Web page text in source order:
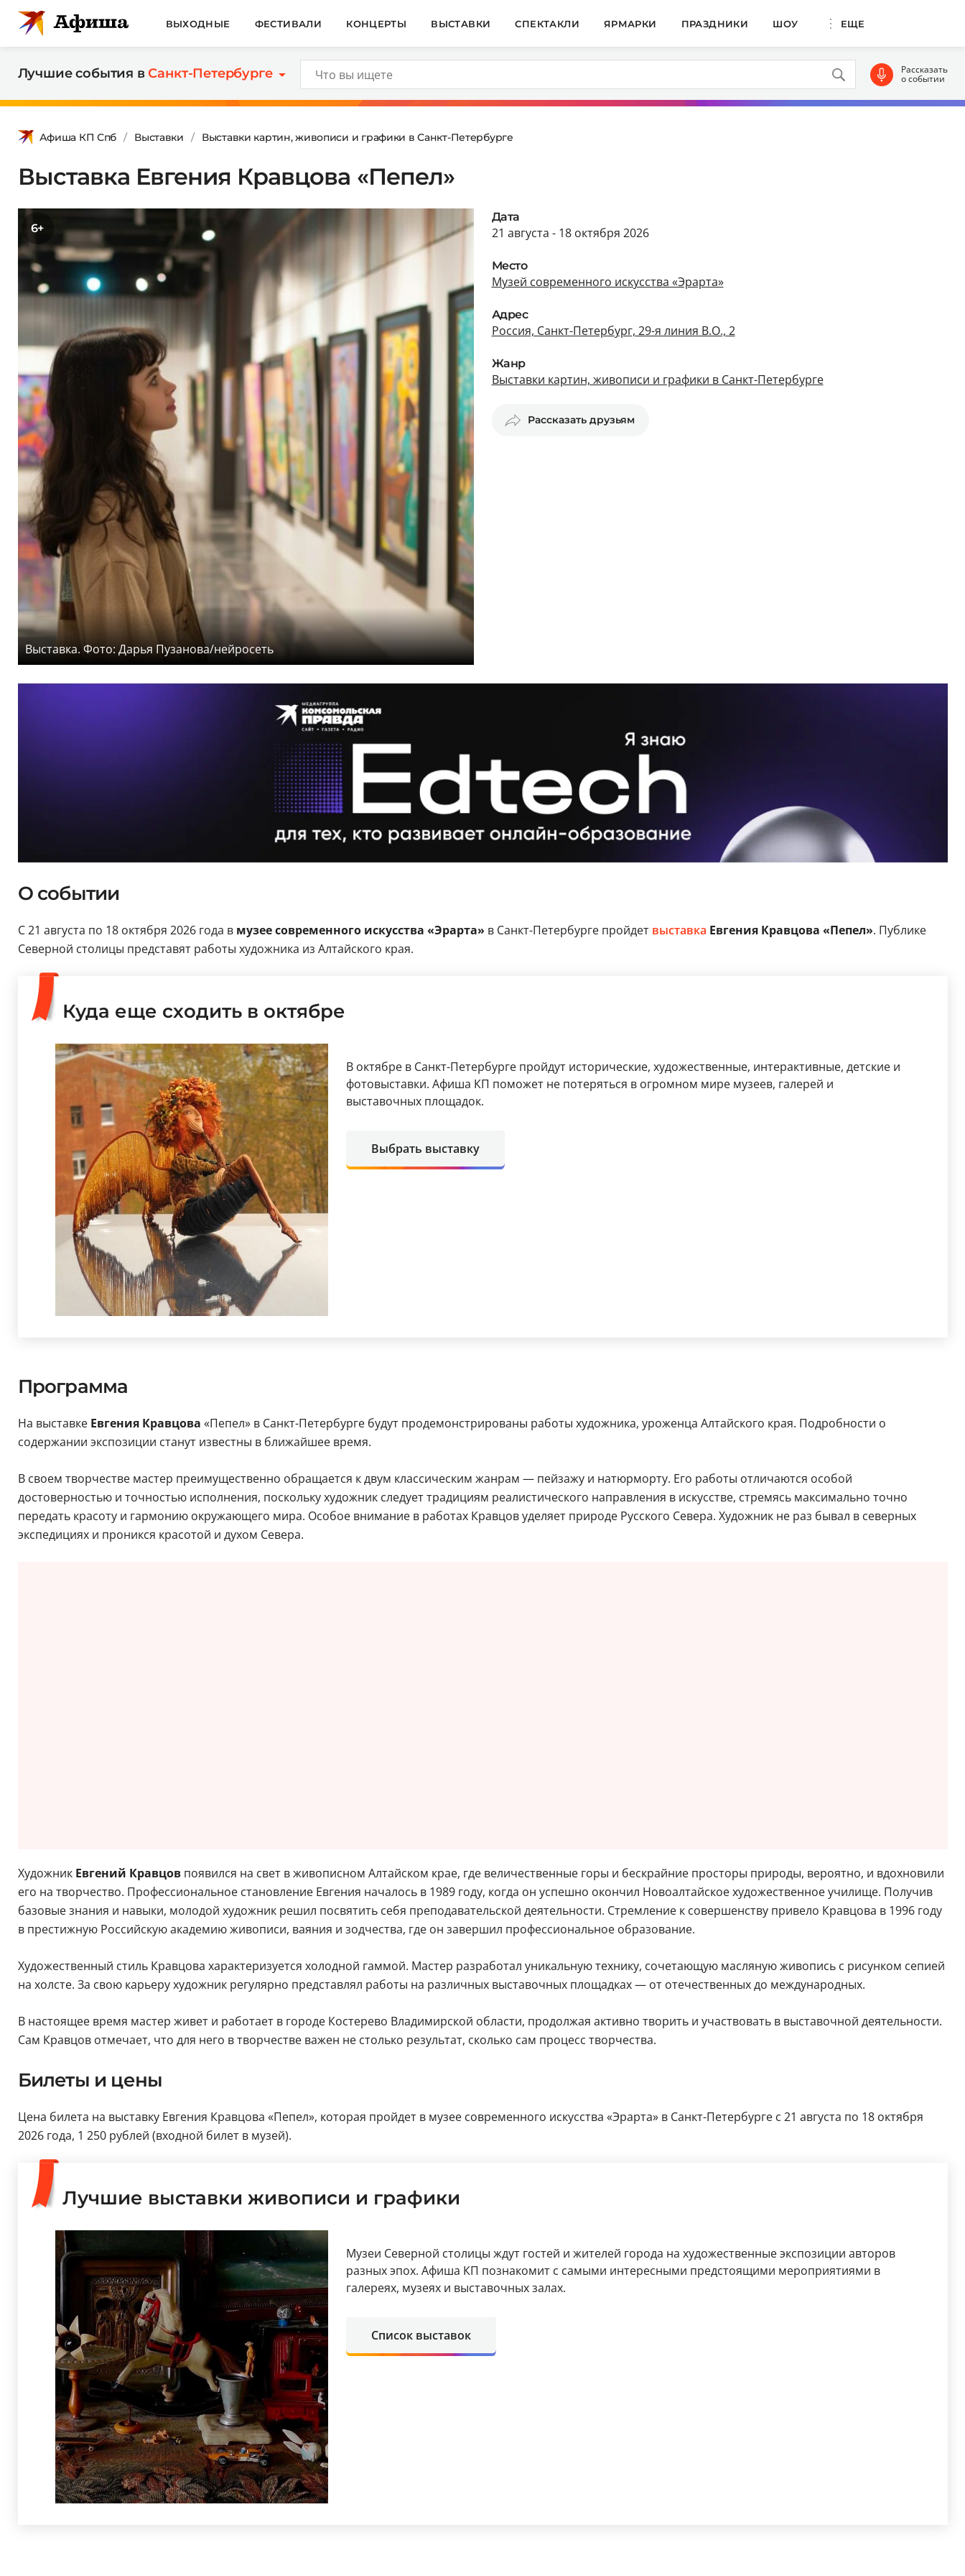
ВЫХОДНЫЕ ФЕСТИВАЛИ КОНЦЕРТЫ ВЫСТАВКИ СПЕКТАКЛИ ЯРМАРКИ ПРАЗДНИКИ ШОУ ЕЩЕ
Лучшие события вСанкт-Петербурге Рассказать
о событии
Афиша КП Спб Выставки Выставки картин, живописи и графики в Санкт-Петербурге
Выставка Евгения Кравцова «Пепел»
6+
Выставка. Фото: Дарья Пузанова/нейросеть
Дата
21 августа - 18 октября 2026
Место
Музей современного искусства «Эрарта»
Адрес
Россия, Санкт-Петербург, 29-я линия В.О., 2
Жанр
Выставки картин, живописи и графики в Санкт-Петербурге
Рассказать друзьям
О событии
С 21 августа по 18 октября 2026 года в музее современного искусства «Эрарта» в Санкт-Петербурге пройдет выставка Евгения Кравцова «Пепел». Публике
Северной столицы представят работы художника из Алтайского края.
Куда еще сходить в октябре
В октябре в Санкт-Петербурге пройдут исторические, художественные, интерактивные, детские и
фотовыставки. Афиша КП поможет не потеряться в огромном мире музеев, галерей и
выставочных площадок.
Выбрать выставку
Программа
На выставке Евгения Кравцова «Пепел» в Санкт-Петербурге будут продемонстрированы работы художника, уроженца Алтайского края. Подробности о
содержании экспозиции станут известны в ближайшее время.
В своем творчестве мастер преимущественно обращается к двум классическим жанрам — пейзажу и натюрморту. Его работы отличаются особой
достоверностью и точностью исполнения, поскольку художник следует традициям реалистического направления в искусстве, стремясь максимально точно
передать красоту и гармонию окружающего мира. Особое внимание в работах Кравцов уделяет природе Русского Севера. Художник не раз бывал в северных
экспедициях и проникся красотой и духом Севера.
ХудожникЕвгений Кравцовпоявился на свет в живописном Алтайском крае, где величественные горы и бескрайние просторы природы, вероятно, и вдохновили
его на творчество. Профессиональное становление Евгения началось в 1989 году, когда он успешно окончил Новоалтайское художественное училище. Получив
базовые знания и навыки, молодой художник решил посвятить себя преподавательской деятельности. Стремление к совершенству привело Кравцова в 1996 году
в престижную Российскую академию живописи, ваяния и зодчества, где он завершил профессиональное образование.
Художественный стиль Кравцова характеризуется холодной гаммой. Мастер разработал уникальную технику, сочетающую масляную живопись с рисунком сепией
на холсте. За свою карьеру художник регулярно представлял работы на различных выставочных площадках — от отечественных до международных.
В настоящее время мастер живет и работает в городе Костерево Владимирской области, продолжая активно творить и участвовать в выставочной деятельности.
Сам Кравцов отмечает, что для него в творчестве важен не столько результат, сколько сам процесс творчества.
Билеты и цены
Цена билета на выставку Евгения Кравцова «Пепел», которая пройдет в музее современного искусства «Эрарта» в Санкт-Петербурге с 21 августа по 18 октября
2026 года, 1 250 рублей (входной билет в музей).
Лучшие выставки живописи и графики
Музеи Северной столицы ждут гостей и жителей города на художественные экспозиции авторов
разных эпох. Афиша КП познакомит с самыми интересными предстоящими мероприятиями в
галереях, музеях и выставочных залах.
Список выставок